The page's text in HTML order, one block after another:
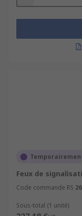
Feux de
Code commande RS
Sous-total (1 unité)